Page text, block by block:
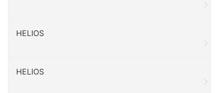
HELIOS
HELIOS